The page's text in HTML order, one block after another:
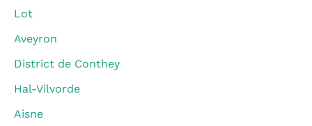
Lot
Aveyron
District de Conthey
Hal-Vilvorde
Aisne